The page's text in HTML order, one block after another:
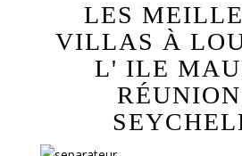
LES
VILLAS À
L' ILE